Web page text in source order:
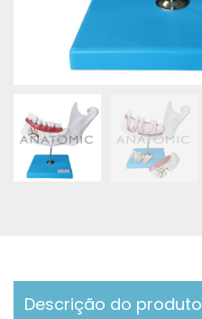
Descrição do produto